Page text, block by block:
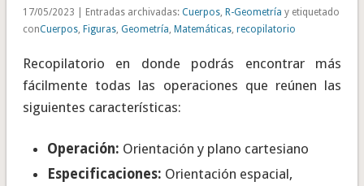
17/05/2023 | Entradas archivadas: Cuerpos, R-Geometría y etiquetado
conCuerpos, Figuras, Geometría, Matemáticas, recopilatorio
Recopilatorio en donde podrás encontrar más
fácilmente todas las operaciones que reúnen las
siguientes características:
Operación: Orientación y plano cartesiano
Especificaciones: Orientación espacial,